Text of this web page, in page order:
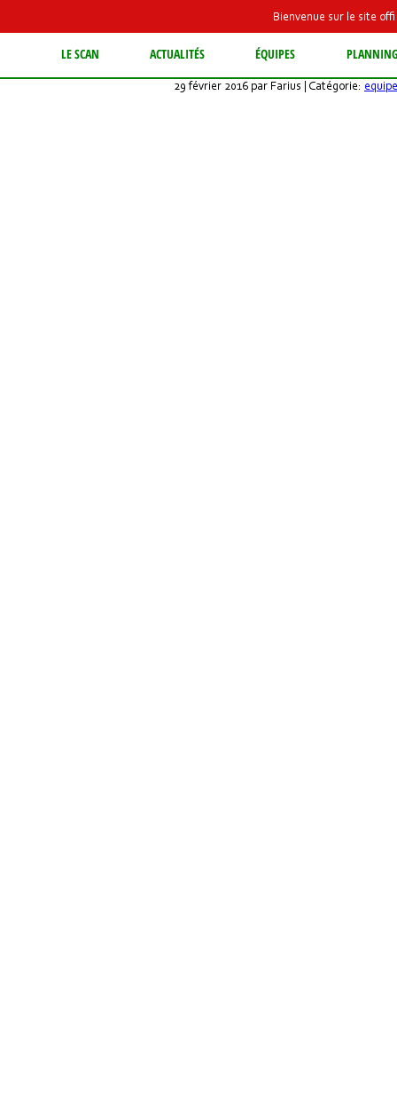
Bienvenue sur le site
LE SCAN ACTUALITÉS ÉQUIPES
Les équipes
29 février 2016 par Farius | Catégorie: